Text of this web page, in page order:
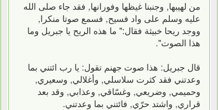
من لهيبها, وجنبنا غيظها وفورانها, فقد جاء صلى الله
عليه وسلم على واد فسيح, فسمع صوتا منكرا,
ووجد ريحا خبيثة فقال:" ما هذه الريح يا جبريل وما
هذا الصوت".
قال جبريل: هذا صوت جهنم تقول: يا رب ائتني بما
وعدتني فقد كثرت سلاسلي, وأغلالي, وسعيري,
وحميمي, وضريعي, وغسّاقي, وعذابي, وقد بعد
قراري, واشتد حرّي, فائتني بما وعدتني.